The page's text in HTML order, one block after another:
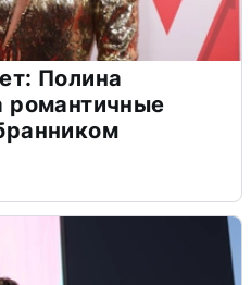
Полина
романтичные